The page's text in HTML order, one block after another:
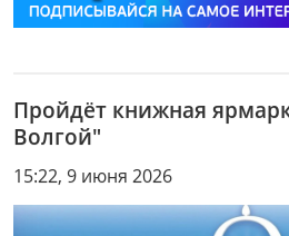
Пройдёт книжная
Волгой"
15:22, 9 июня 2026